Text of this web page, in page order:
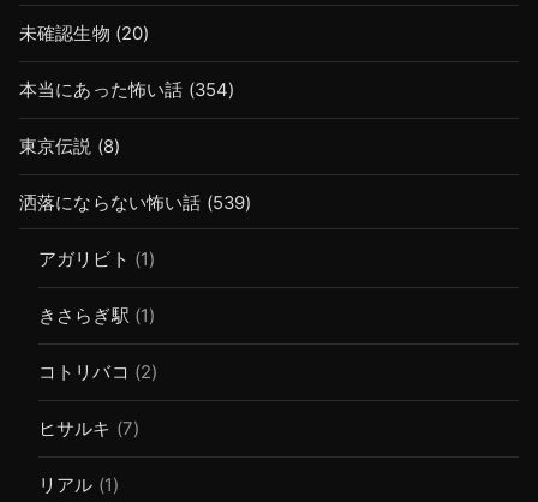
未確認生物 (20)
本当にあった怖い話 (354)
東京伝説 (8)
洒落にならない怖い話 (539)
アガリビト (1)
きさらぎ駅 (1)
コトリバコ (2)
ヒサルキ (7)
リアル (1)